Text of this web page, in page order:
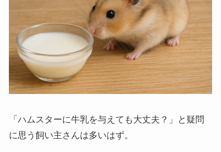
「ハムスターに牛乳を与えても大丈夫？」と疑問
に思う飼い主さんは多いはず。